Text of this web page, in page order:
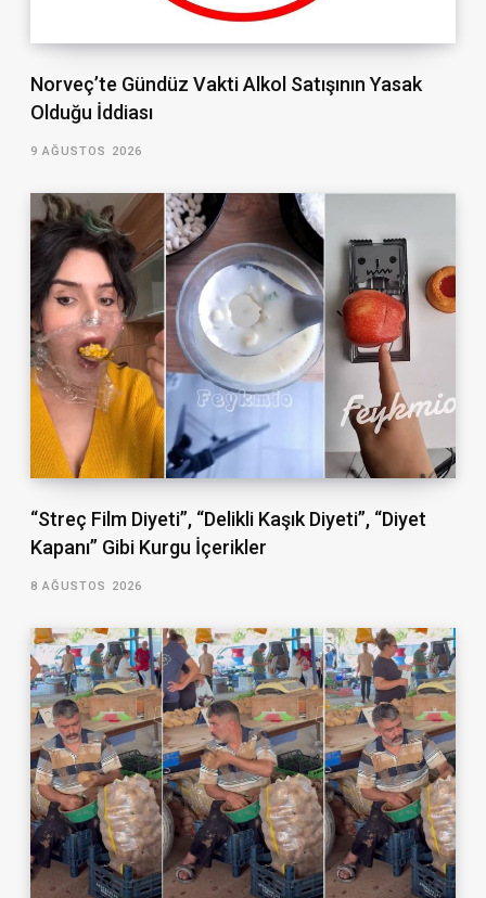
Norveç’te Gündüz Vakti Alkol Satışının Yasak
Olduğu İddiası
9 AĞUSTOS 2026
“Streç Film Diyeti”, “Delikli Kaşık Diyeti”, “Diyet
Kapanı” Gibi Kurgu İçerikler
8 AĞUSTOS 2026